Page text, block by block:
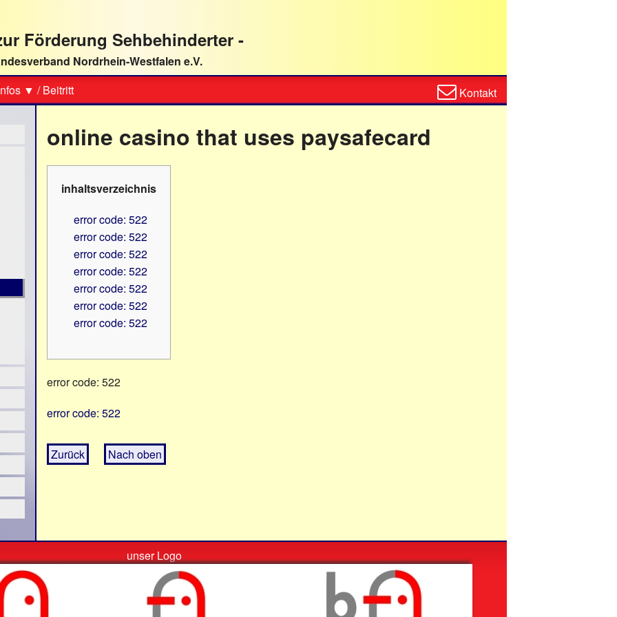
Förderung Sehbehinderter -
Nordrhein-Westfalen e.V.
▼ /Beitritt
Kontaktformular
Kontakt
online casino that uses paysafecard
inhaltsverzeichnis
error code: 522
error code: 522
error code: 522
error code: 522
error code: 522
error code: 522
error code: 522
error code: 522
error code: 522
Zurück Nach oben
unser Logo